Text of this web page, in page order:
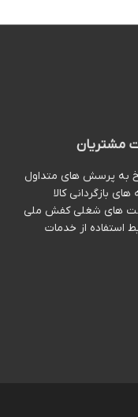
مشتریان
به پرسش های متداول
های بازگردانی کالا
های شغلی کفش ملی
استفاده از خدمات